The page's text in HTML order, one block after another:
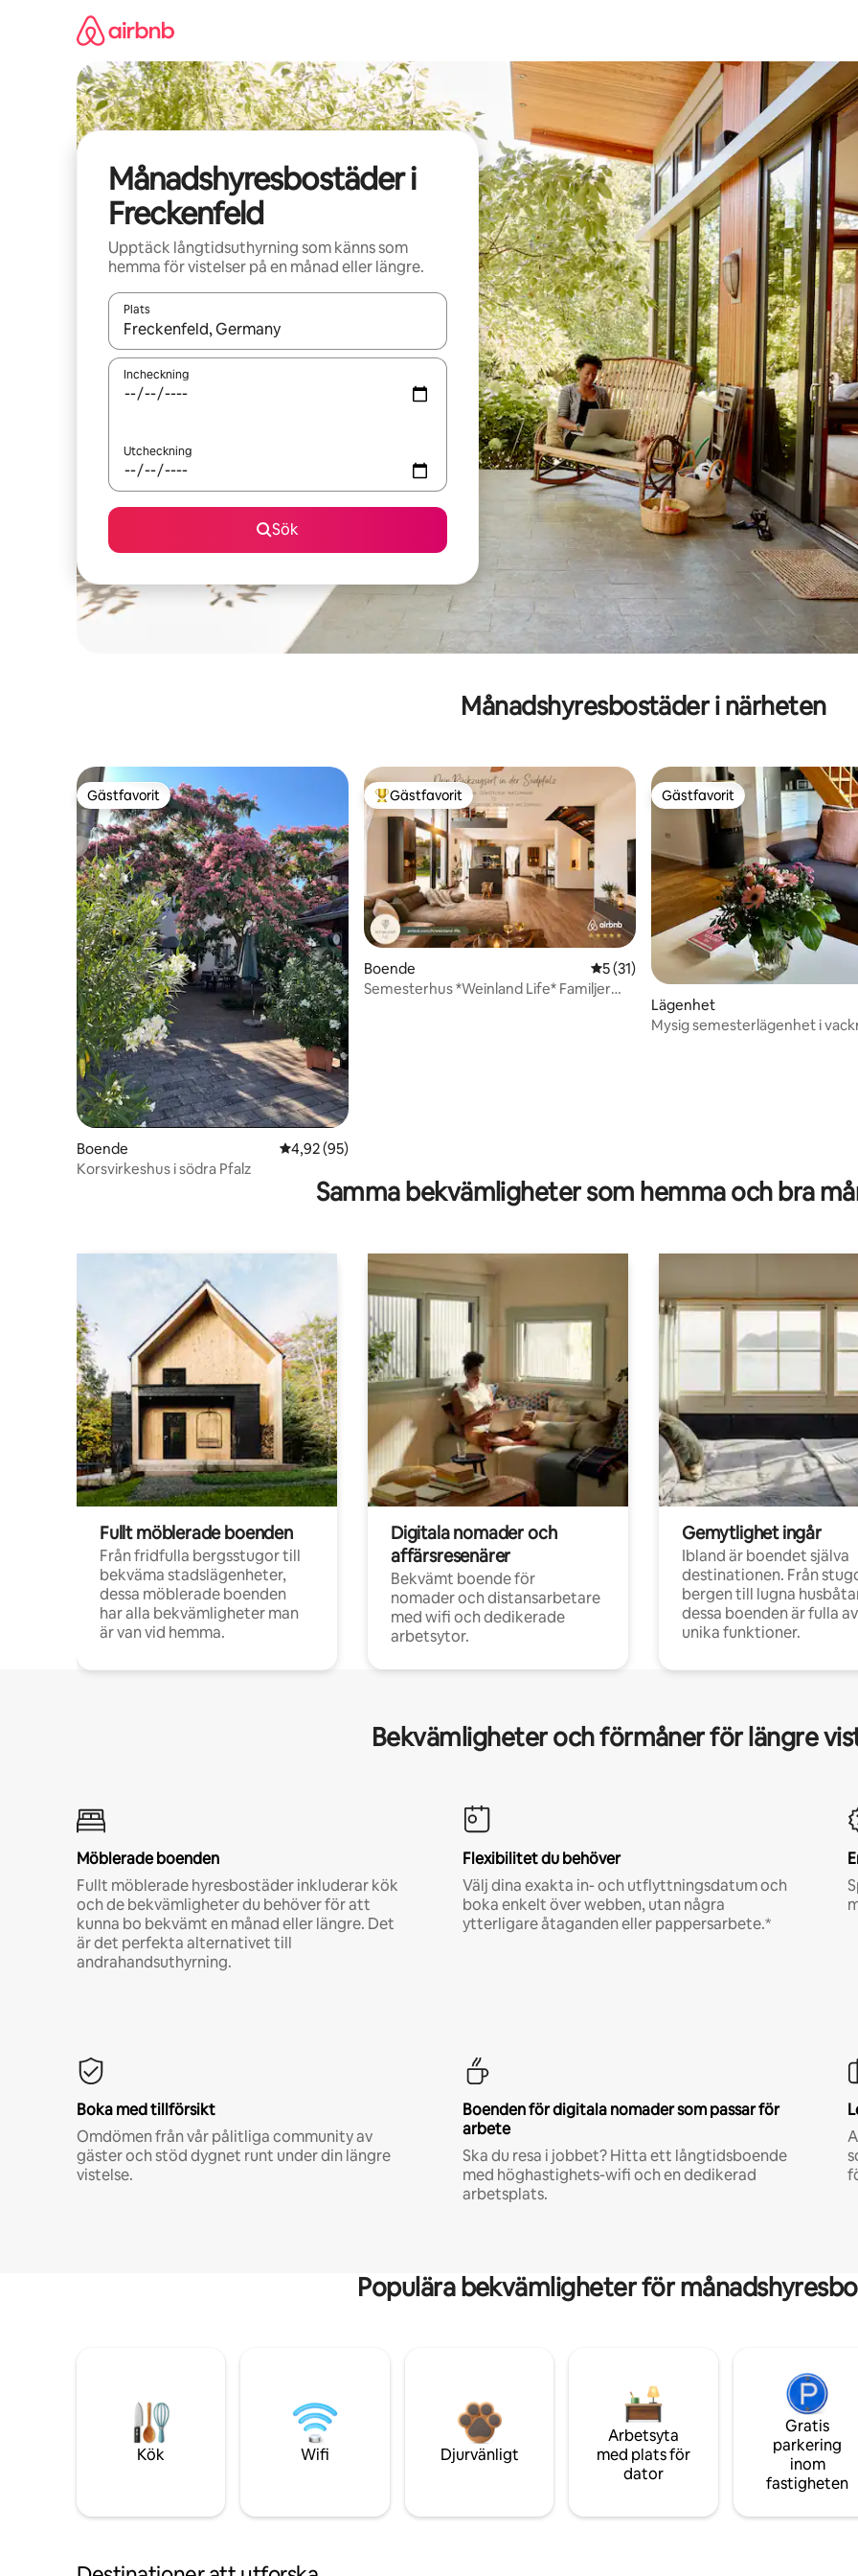
Månadshyresbostäder i
Freckenfeld
Upptäck långtidsuthyrning som känns som
hemma för vistelser på en månad eller längre.
Plats
När resultaten är tillgängliga kan du navigera med upp- och nedåtpilarna eller utforska genom att trycka eller svepa.
Incheckning
Utcheckning
Sök
Månadshyresbostäder i närheten
Gästfavorit
Gästfavorit
Boende 4,92 av 5 i genomsnittligt betyg, 95 omdömen
4,92 (95)
Korsvirkeshus i södra Pfalz
Populär gästfavorit
Gästfavorit
Boende 5 av 5 i genomsnittligt betyg, 31
5 (31)
Semesterhus *Weinland Life* Familjer
Gästfavorit
Gästfavorit
Lägenhet
Mysig semesterlägenhet i
Samma bekvämligheter som hemma och bra
Fullt möblerade boenden
Från fridfulla bergsstugor till
bekväma stadslägenheter,
dessa möblerade boenden
har alla bekvämligheter man
är van vid hemma.
Digitala nomader och
affärsresenärer
Bekvämt boende för
nomader och distansarbetare
med wifi och dedikerade
arbetsytor.
Gemytlighet ingår
Ibland är boendet själva
destinationen. Från
bergen till lugna
dessa boenden är fulla av
unika funktioner.
Bekvämligheter och förmåner för längre
Möblerade boenden
Fullt möblerade hyresbostäder inkluderar kök
och de bekvämligheter du behöver för att
kunna bo bekvämt en månad eller längre. Det
är det perfekta alternativet till
andrahandsuthyrning.
Flexibilitet du behöver
Välj dina exakta in- och utflyttningsdatum och
boka enkelt över webben, utan några
ytterligare åtaganden eller pappersarbete.*
Boka med tillförsikt
Omdömen från vår pålitliga community av
gäster och stöd dygnet runt under din längre
vistelse.
Boenden för digitala nomader som passar för
arbete
Ska du resa i jobbet? Hitta ett långtidsboende
med höghastighets-wifi och en dedikerad
arbetsplats.
Populära bekvämligheter för
Kök Wifi Djurvänligt
Arbetsyta
med plats för
dator
Gratis
parkering
inom
fastigheten